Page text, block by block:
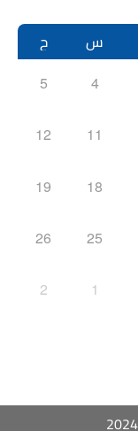
س ح
4
5
11
12
18
19
25
26
1
2